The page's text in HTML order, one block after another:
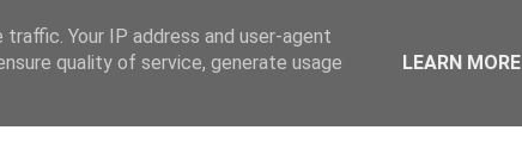
Your IP address and user-agent
quality of service, generate usage
LEARN MORE